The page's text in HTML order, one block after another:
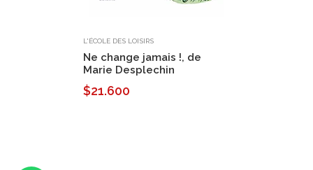
L'ÉCOLE DES LOISIRS
Ne change jamais !, de
Marie Desplechin
$21.600